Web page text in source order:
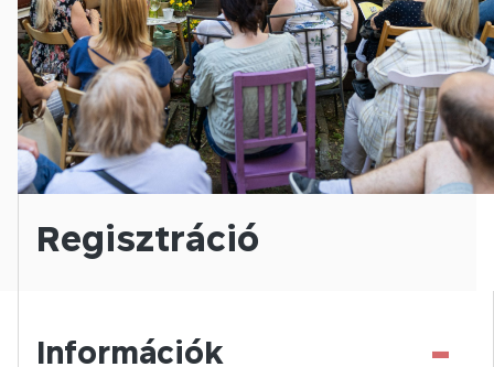
Regisztráció
Információk -